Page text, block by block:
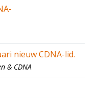
nieuw CDNA-lid.
& CDNA